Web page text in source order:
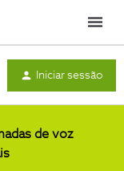
Menu
Iniciar sessão
de voz